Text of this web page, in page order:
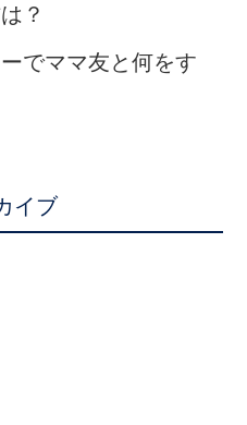
？
でママ友と何をす
イブ